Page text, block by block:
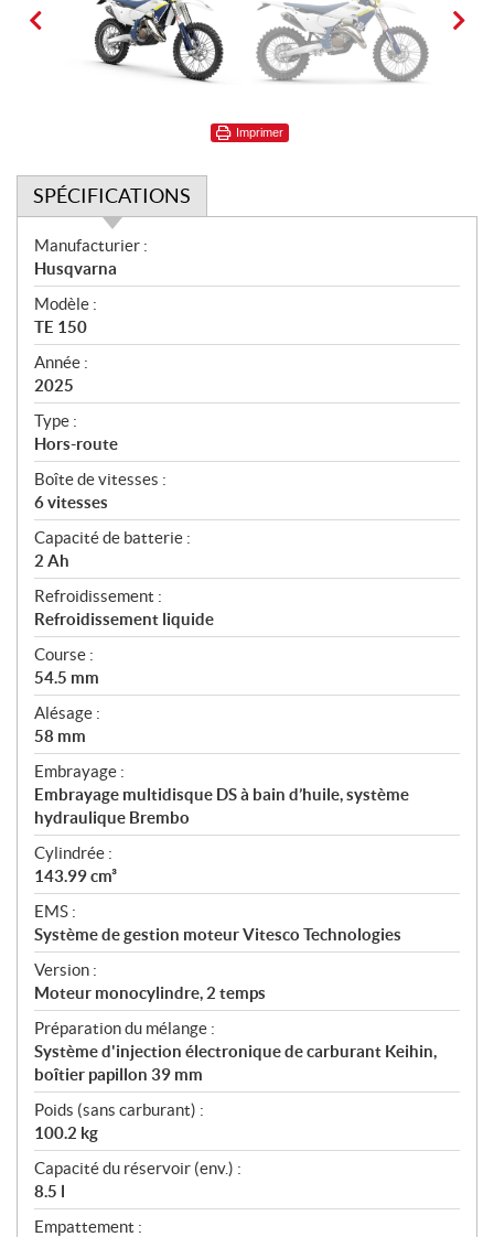
Imprimer
SPÉCIFICATIONS
S
p
é
c
i
f
i
c
a
t
i
o
n
s
Manufacturier :
Husqvarna
Modèle :
TE 150
Année :
2025
Type :
Hors-route
Boîte de vitesses :
6 vitesses
Capacité de batterie :
2 Ah
Refroidissement :
Refroidissement liquide
Course :
54.5 mm
Alésage :
58 mm
Embrayage :
Embrayage multidisque DS à bain d’huile, système
hydraulique Brembo
Cylindrée :
143.99 cm³
EMS :
Système de gestion moteur Vitesco Technologies
Version :
Moteur monocylindre, 2 temps
Préparation du mélange :
Système d'injection électronique de carburant Keihin,
boîtier papillon 39 mm
Poids (sans carburant) :
100.2 kg
Capacité du réservoir (env.) :
8.5 l
Empattement :